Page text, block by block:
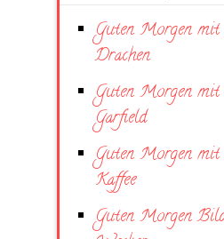
Guten Morgen mit
Drachen
Guten Morgen
Garfield
Guten Morgen
Kaffee
Guten Morgen